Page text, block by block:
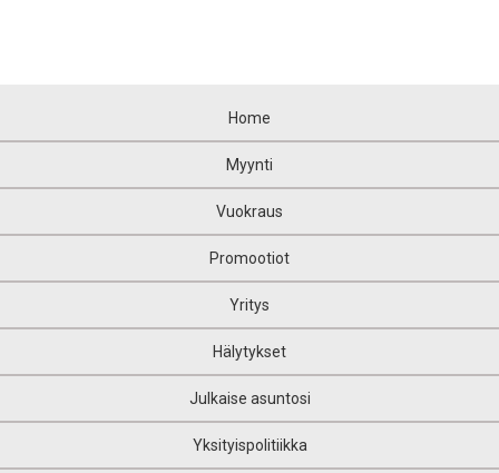
Home
Myynti
Vuokraus
Promootiot
Yritys
Hälytykset
Julkaise asuntosi
Yksityispolitiikka